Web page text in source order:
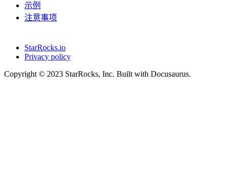
示例
注意事项
StarRocks.io
Privacy policy
Copyright © 2023 StarRocks, Inc. Built with Docusaurus.